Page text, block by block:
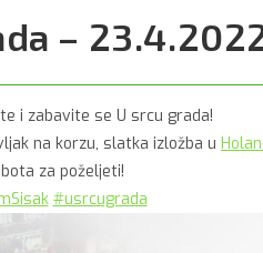
–
i zabavite se U srcu grada!
na korzu, slatka izložba u
za poželjeti!
#usrcugrada